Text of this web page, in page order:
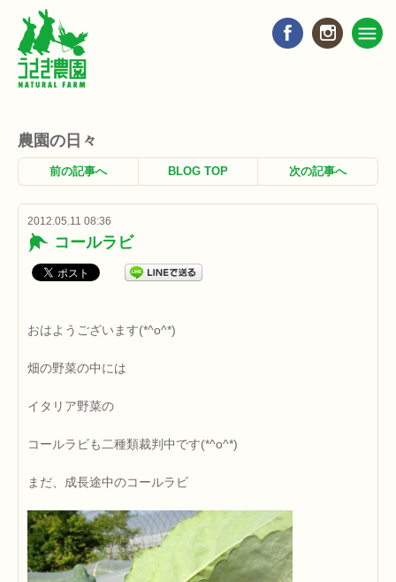
農園の日々
前の記事へ BLOG TOP 次の記事へ
2012.05.11 08:36
コールラビ
おはようございます(*^o^*)
畑の野菜の中には
イタリア野菜の
コールラビも二種類裁判中です(*^o^*)
まだ、成長途中のコールラビ